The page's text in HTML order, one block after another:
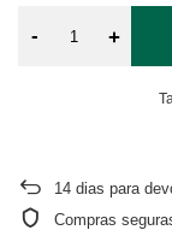
- +
14 dias para
Compras